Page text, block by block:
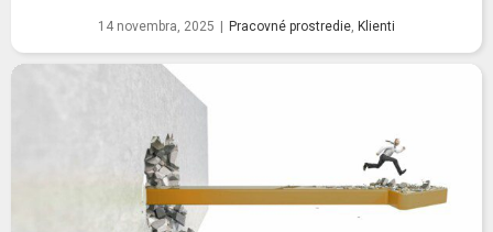
14 novembra, 2025 Pracovné prostredie, Klienti